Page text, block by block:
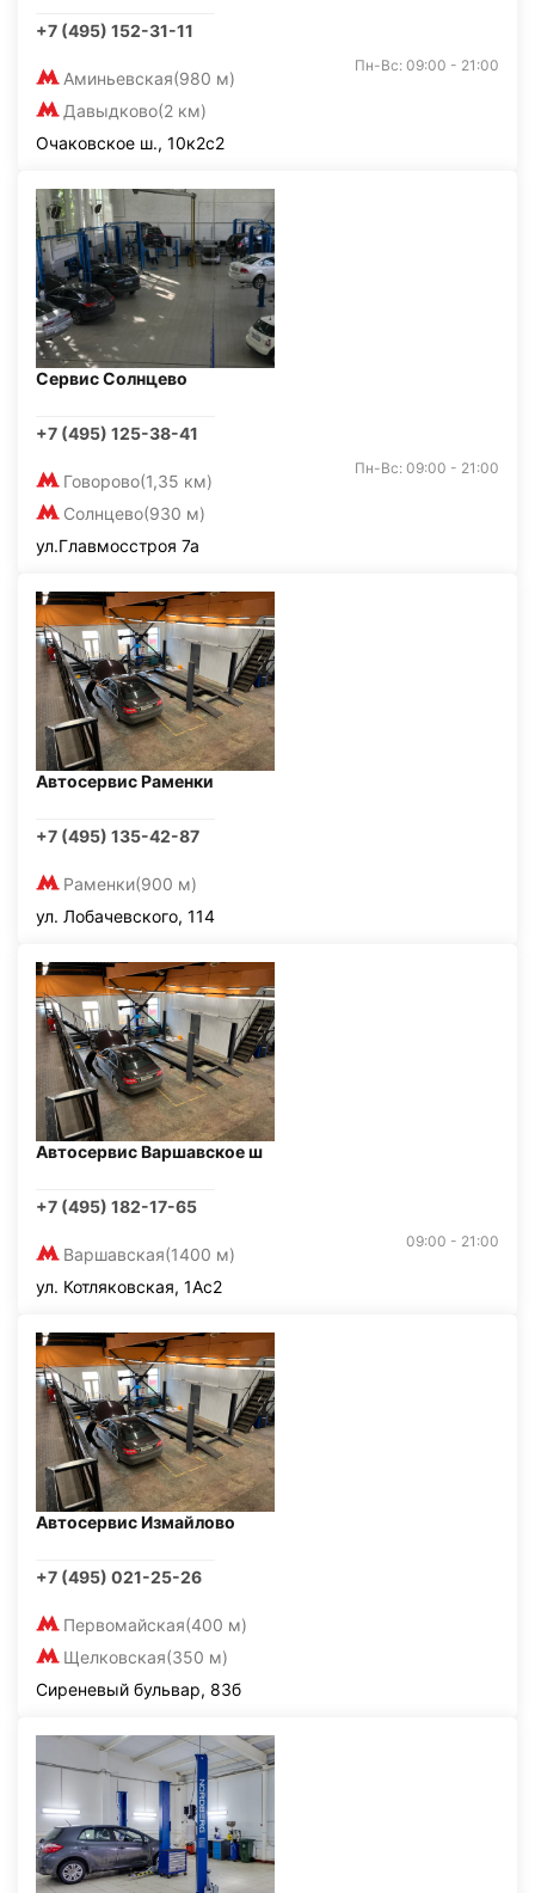
+7 (495) 152-31-11
Аминьевская(980 м)
Давыдково(2 км)
Пн-Вс: 09:00 - 21:00
Очаковское ш., 10к2с2
Сервис Солнцево
+7 (495) 125-38-41
Говорово(1,35 км)
Солнцево(930 м)
Пн-Вс: 09:00 - 21:00
ул.Главмосстроя 7а
Автосервис Раменки
+7 (495) 135-42-87
Раменки(900 м)
ул. Лобачевского, 114
Автосервис Варшавское ш
+7 (495) 182-17-65
Варшавская(1400 м)
09:00 - 21:00
ул. Котляковская, 1Ас2
Автосервис Измайлово
+7 (495) 021-25-26
Первомайская(400 м)
Щелковская(350 м)
Сиреневый бульвар, 83б